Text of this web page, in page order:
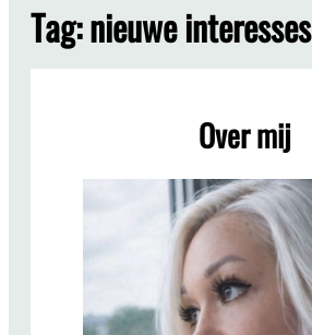
Tag:nieuwe interesses
Over mij